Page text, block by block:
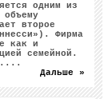
одним из
объему
второе
Фирма
как и
семейной.
Дальше »